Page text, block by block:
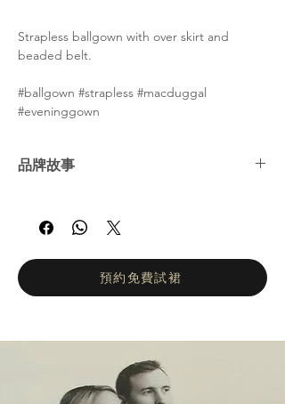
Strapless ballgown with over skirt and
beaded belt.
#ballgown #strapless #macduggal
#eveninggown
品牌故事
開始了它的成功之路，這是一系列將印度的美
麗和優雅與西方風格融為一體的耀眼禮服。憑
伊利諾伊州芝加哥開設了第一家設計公司。今
天，Mac Duggal 是一個備受追捧的品牌，受
預約免費試裙